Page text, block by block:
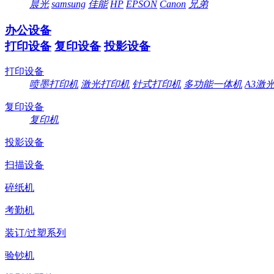
晨光 samsung 佳能 HP EPSON Canon 兄弟
办公设备
打印设备 复印设备 投影设备
打印设备
喷墨打印机 激光打印机 针式打印机 多功能一体机 A3激
复印设备
复印机
投影设备
扫描设备
碎纸机
考勤机
装订/过塑系列
验钞机